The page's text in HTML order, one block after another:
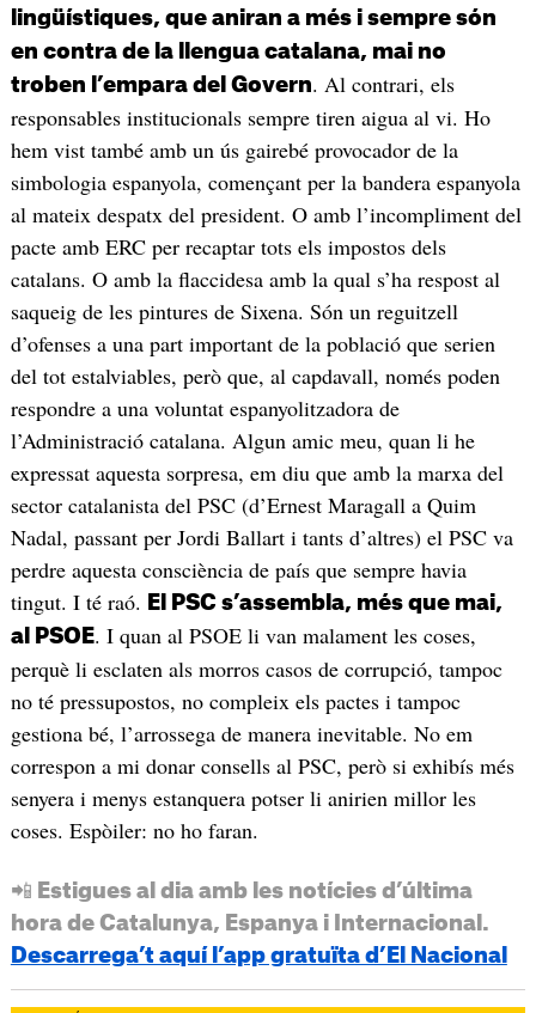
lingüístiques, que aniran a més i sempre són
en contra de la llengua catalana, mai no
troben l’empara del Govern. Al contrari, els
responsables institucionals sempre tiren aigua al vi. Ho
hem vist també amb un ús gairebé provocador de la
simbologia espanyola, començant per la bandera espanyola
al mateix despatx del president. O amb l’incompliment del
pacte amb ERC per recaptar tots els impostos dels
catalans. O amb la flaccidesa amb la qual s’ha respost al
saqueig de les pintures de Sixena. Són un reguitzell
d’ofenses a una part important de la població que serien
del tot estalviables, però que, al capdavall, només poden
respondre a una voluntat espanyolitzadora de
l’Administració catalana. Algun amic meu, quan li he
expressat aquesta sorpresa, em diu que amb la marxa del
sector catalanista del PSC (d’Ernest Maragall a Quim
Nadal, passant per Jordi Ballart i tants d’altres) el PSC va
perdre aquesta consciència de país que sempre havia
tingut. I té raó.
El PSC s’assembla, més que mai,
al PSOE. I quan al PSOE li van malament les coses,
perquè li esclaten als morros casos de corrupció, tampoc
no té pressupostos, no compleix els pactes i tampoc
gestiona bé, l’arrossega de manera inevitable. No em
correspon a mi donar consells al PSC, però si exhibís més
senyera i menys estanquera potser li anirien millor les
coses. Espòiler: no ho faran.
📲 Estigues al dia amb les notícies d’última
hora de Catalunya, Espanya i Internacional.
Descarrega’t aquí l’app gratuïta d’El Nacional